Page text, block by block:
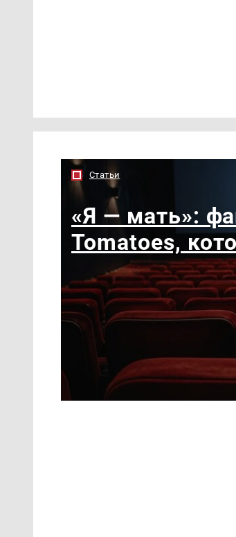
Статьи
«Я — мать»:
Tomatoes,